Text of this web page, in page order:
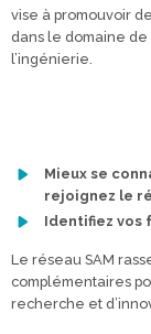
vise à promouvoir
dans le domaine de
l’ingénierie.
Mieux se
rejoignez le
Identifiez vos
Le réseau SAM
complémentaires
recherche et